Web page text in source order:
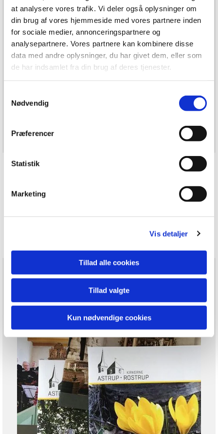
at analysere vores trafik. Vi deler også oplysninger om
din brug af vores hjemmeside med vores partnere inden
for sociale medier, annonceringspartnere og
analysepartnere. Vores partnere kan kombinere disse
data med andre oplysninger, du har givet dem, eller som
de har indsamlet fra din brug af deres tjenester.
Nødvendig
Præferencer
Statistik
Marketing
Vis detaljer
Tillad alle cookies
Tillad valgte
Kun nødvendige cookies
Rold og Vebbestrup Kirker
Hvad søger du?